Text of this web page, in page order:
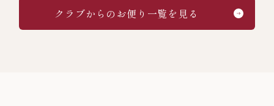
クラブからのお便り一覧を見る